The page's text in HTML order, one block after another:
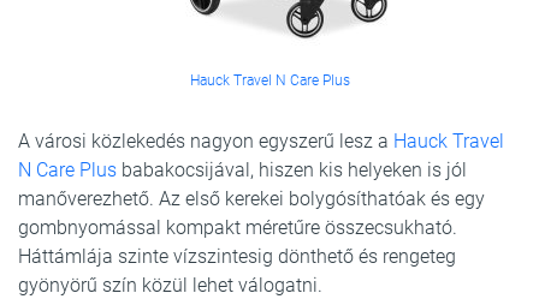
Hauck Travel N Care Plus
A városi közlekedés nagyon egyszerű lesz a Hauck Travel
N Care Plus babakocsijával, hiszen kis helyeken is jól
manőverezhető. Az első kerekei bolygósíthatóak és egy
gombnyomással kompakt méretűre összecsukható.
Háttámlája szinte vízszintesig dönthető és rengeteg
gyönyörű szín közül lehet válogatni.